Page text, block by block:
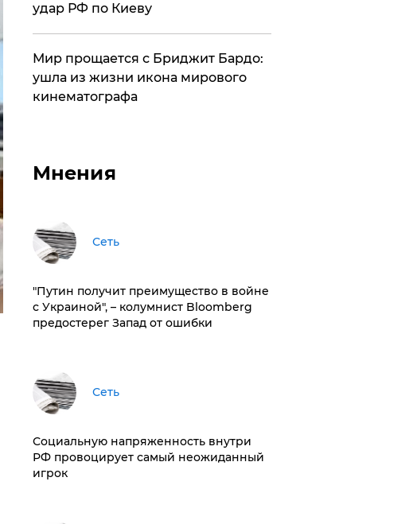
удар РФ по Киеву
Мир прощается с Бриджит Бардо:
ушла из жизни икона мирового
кинематографа
Мнения
Сеть
"Путин получит преимущество в войне
с Украиной", – колумнист Bloomberg
предостерег Запад от ошибки
Сеть
Социальную напряженность внутри
РФ провоцирует самый неожиданный
игрок